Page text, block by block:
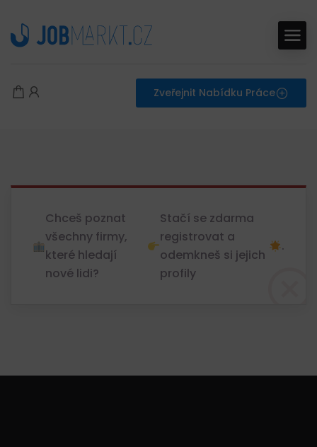
Zveřejnit Nabídku Práce
Chceš poznat
všechny firmy,
které hledají
nové lidi?
Stačí se zdarma
registrovat a
odemkneš si jejich
profily
.